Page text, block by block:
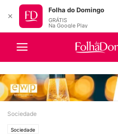
Sociedade
Sociedade
✕
Folha do Domingo
GRÁTIS
Na Google Play